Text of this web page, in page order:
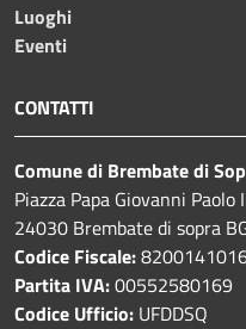
Luoghi
Eventi
CONTATTI
Comune di Brembate di
Piazza Papa Giovanni
24030 Brembate di sopra
Codice Fiscale:
Partita IVA:00552580169
Codice Ufficio: UFDDSQ